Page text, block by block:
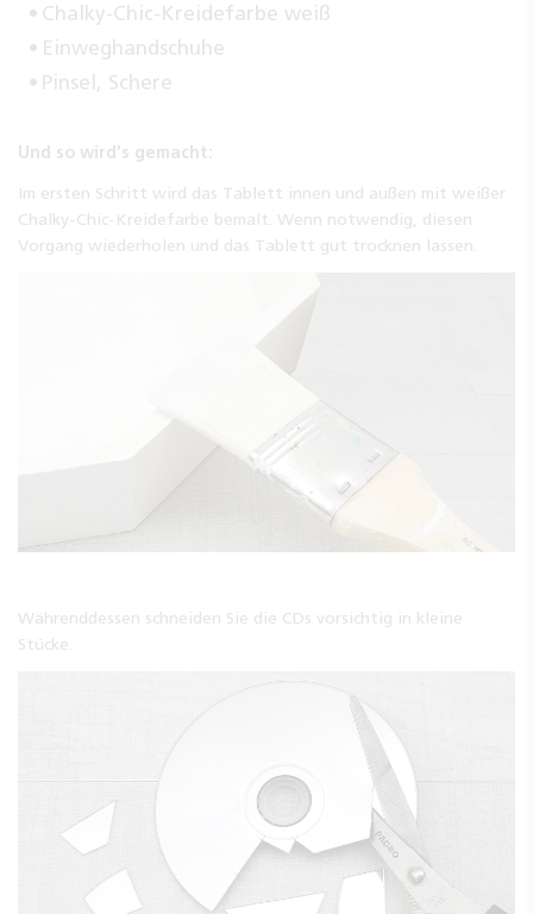
Chalky-Chic-Kreidefarbe weiß
Einweghandschuhe
Pinsel, Schere
Und so wird’s gemacht:
Im ersten Schritt wird das Tablett innen und außen mit weißer
Chalky-Chic-Kreidefarbe bemalt. Wenn notwendig, diesen
Vorgang wiederholen und das Tablett gut trocknen lassen.
Währenddessen schneiden Sie die CDs vorsichtig in kleine
Stücke.